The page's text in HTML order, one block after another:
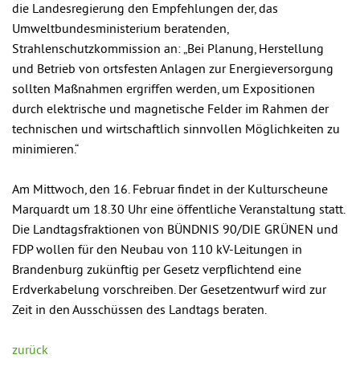
die Landesregierung den Empfehlungen der, das
Umweltbundesministerium beratenden,
Strahlenschutzkommission an: „Bei Planung, Herstellung
und Betrieb von ortsfesten Anlagen zur Energieversorgung
sollten Maßnahmen ergriffen werden, um Expositionen
durch elektrische und magnetische Felder im Rahmen der
technischen und wirtschaftlich sinnvollen Möglichkeiten zu
minimieren.“
Am Mittwoch, den 16. Februar findet in der Kulturscheune
Marquardt um 18.30 Uhr eine öffentliche Veranstaltung statt.
Die Landtagsfraktionen von BÜNDNIS 90/DIE GRÜNEN und
FDP wollen für den Neubau von 110 kV-Leitungen in
Brandenburg zukünftig per Gesetz verpflichtend eine
Erdverkabelung vorschreiben. Der Gesetzentwurf wird zur
Zeit in den Ausschüssen des Landtags beraten.
zurück